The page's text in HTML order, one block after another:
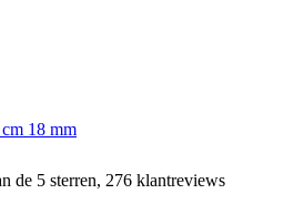
18 mm
de 5 sterren, 276 klantreviews